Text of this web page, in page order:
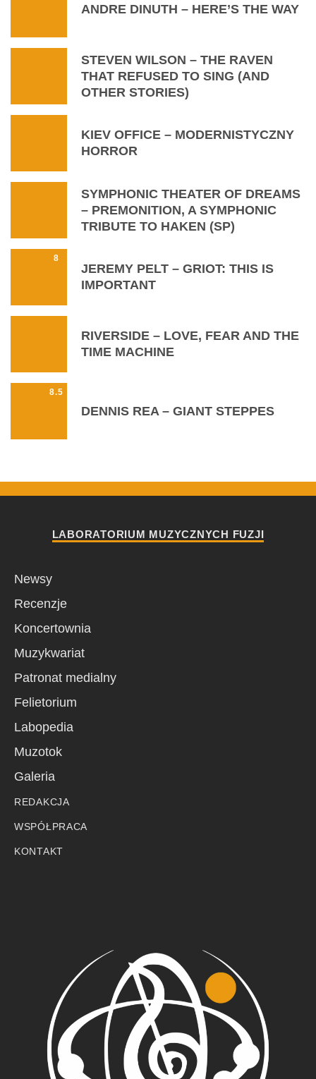
ANDRE DINUTH – HERE’S THE WAY
STEVEN WILSON – THE RAVEN
THAT REFUSED TO SING (AND
OTHER STORIES)
KIEV OFFICE – MODERNISTYCZNY
HORROR
SYMPHONIC THEATER OF DREAMS
– PREMONITION, A SYMPHONIC
TRIBUTE TO HAKEN (SP)
8
JEREMY PELT – GRIOT: THIS IS
IMPORTANT
RIVERSIDE – LOVE, FEAR AND THE
TIME MACHINE
8.5
DENNIS REA – GIANT STEPPES
LABORATORIUM MUZYCZNYCH FUZJI
Newsy
Recenzje
Koncertownia
Muzykwariat
Patronat medialny
Felietorium
Labopedia
Muzotok
Galeria
REDAKCJA
WSPÓŁPRACA
KONTAKT